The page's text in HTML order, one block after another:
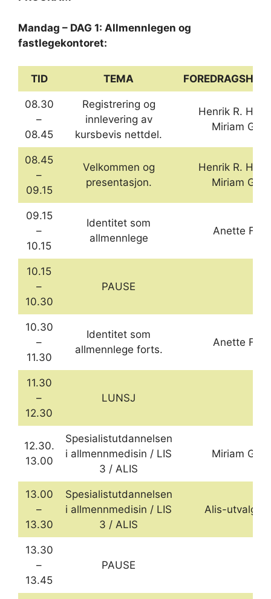
Mandag – DAG 1: Allmennlegen og
fastlegekontoret:
TID TEMA
08.30
–
08.45
Registrering og
innlevering av
kursbevis nettdel.
Henrik R. H. og
Miriam G.
08.45
–
09.15
Velkommen og
presentasjon.
Henrik R. H. og
Miriam G.
09.15
–
10.15
Identitet som
allmennlege
Anette F.
10.15
–
10.30
PAUSE
10.30
–
11.30
Identitet som
allmennlege forts.
Anette F.
11.30
–
12.30
LUNSJ
12.30.
13.00
Spesialistutdannelsen
i allmennmedisin / LIS
3 / ALIS
Miriam G.
13.00
–
13.30
Spesialistutdannelsen
i allmennmedisin / LIS
3 / ALIS
Alis-utvalget
13.30
–
13.45
PAUSE